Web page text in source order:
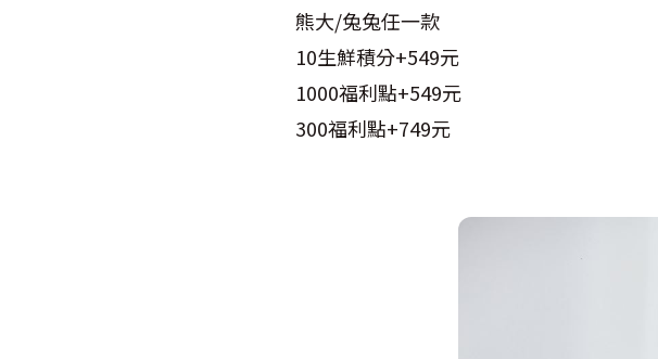
熊大/兔兔任一款
10生鮮積分+549元
1000福利點+549元
300福利點+749元